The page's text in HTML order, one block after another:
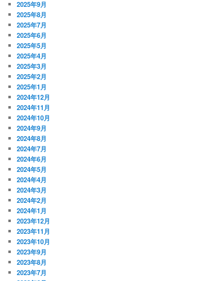
2025年9月
2025年8月
2025年7月
2025年6月
2025年5月
2025年4月
2025年3月
2025年2月
2025年1月
2024年12月
2024年11月
2024年10月
2024年9月
2024年8月
2024年7月
2024年6月
2024年5月
2024年4月
2024年3月
2024年2月
2024年1月
2023年12月
2023年11月
2023年10月
2023年9月
2023年8月
2023年7月